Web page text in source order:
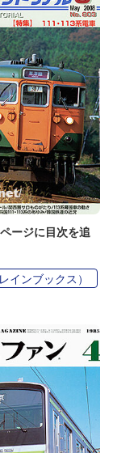
ージに目次を追
インブックス）